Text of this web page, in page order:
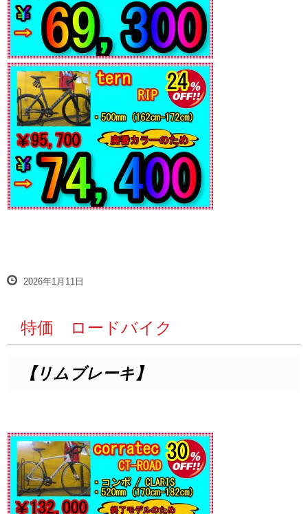
2026年1月11日
特価 ロードバイク
【リムブレーキ】